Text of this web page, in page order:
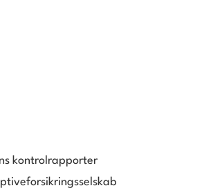
kontrolrapporter